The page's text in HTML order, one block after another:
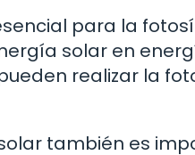
para la
solar en
realizar la
también es